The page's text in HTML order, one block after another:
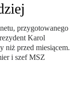
przygotowanego
Karol
niż przed miesiącem.
i szef MSZ